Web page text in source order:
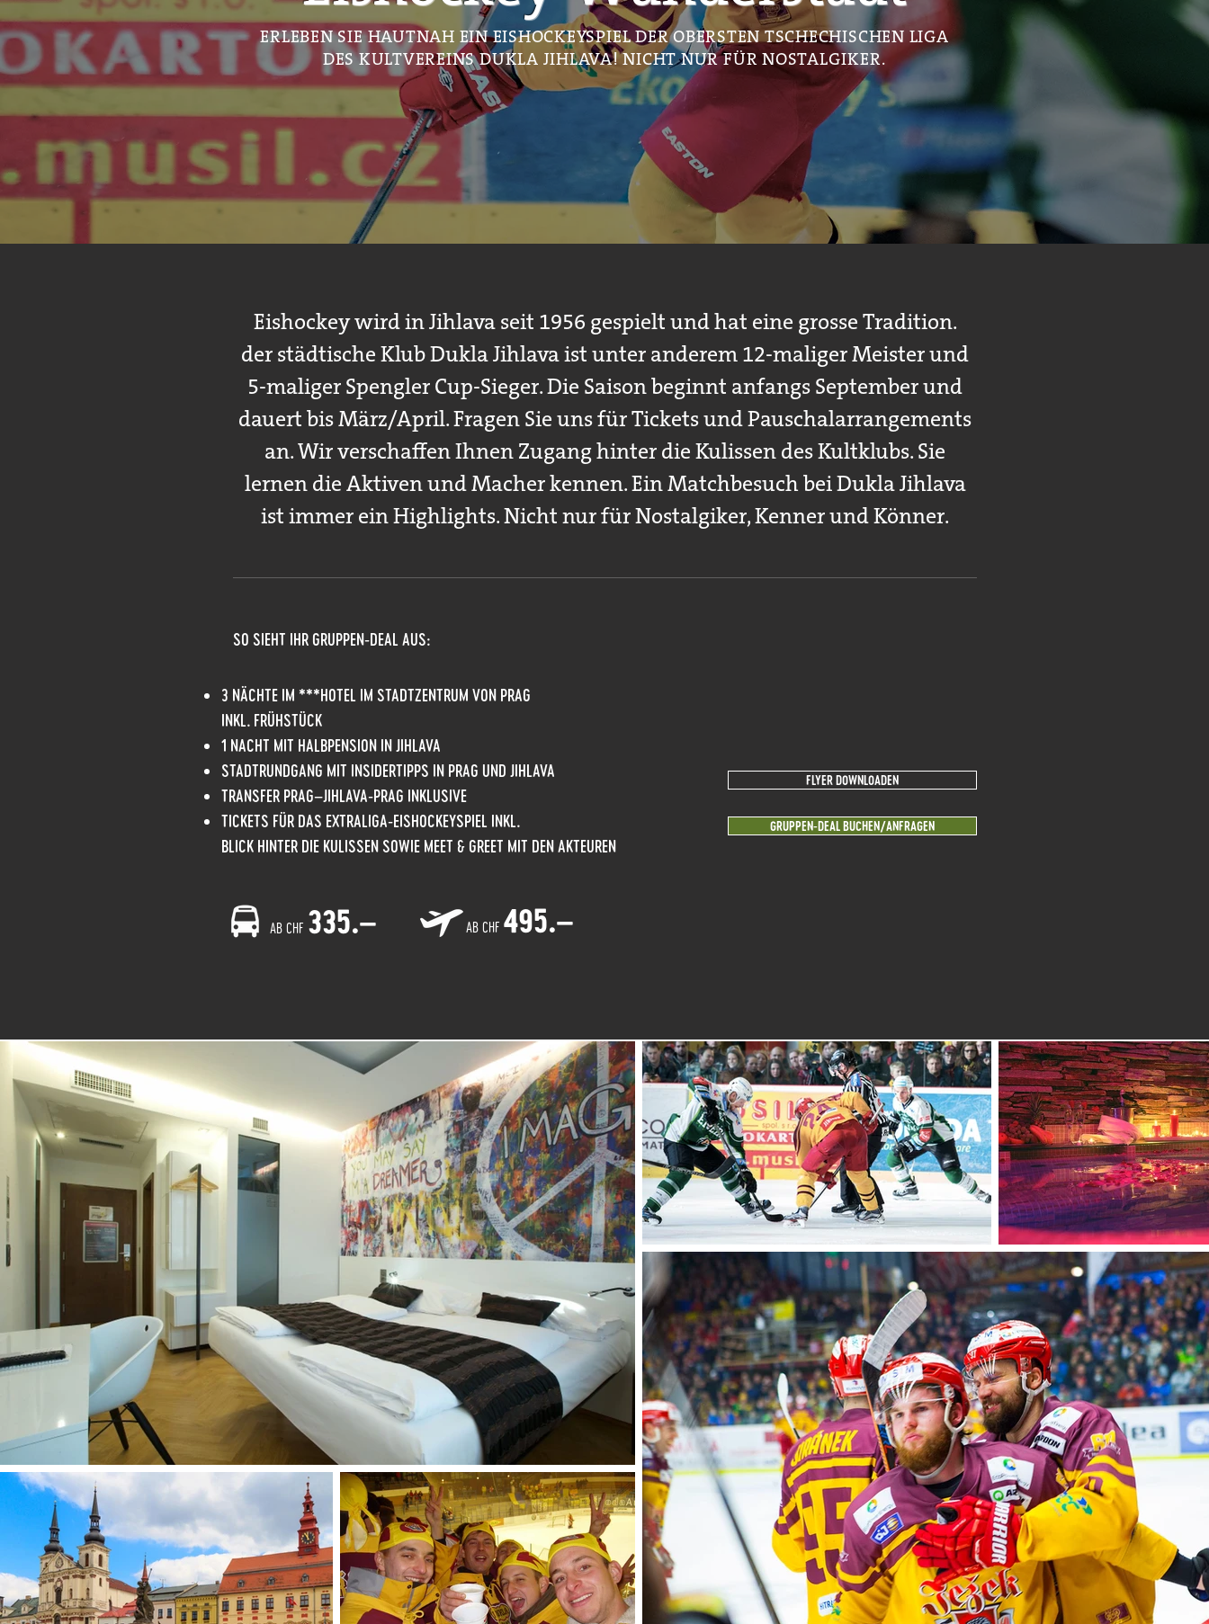
ERLEBEN SIE HAUTNAH EIN EISHOCKEYSPIEL DER OBERSTEN TSCHECHISCHEN LIGA
DES KULTVEREINS DUKLA JIHLAVA! NICHT NUR FÜR NOSTALGIKER.
Eishockey wird in Jihlava seit 1956 gespielt und hat eine grosse Tradition.
der städtische Klub Dukla Jihlava ist unter anderem 12-maliger Meister und
5-maliger Spengler Cup-Sieger. Die Saison beginnt anfangs September und
dauert bis März/April. Fragen Sie uns für Tickets und Pauschalarrangements
an. Wir verschaffen Ihnen Zugang hinter die Kulissen des Kultklubs. Sie
lernen die Aktiven und Macher kennen. Ein Matchbesuch bei Dukla Jihlava
ist immer ein Highlights. Nicht nur für Nostalgiker, Kenner und Könner.
SO SIEHT IHR GRUPPEN-DEAL AUS:
3 NÄCHTE IM ***HOTEL IM STADTZENTRUM VON PRAG
INKL. FRÜHSTÜCK
1 NACHT MIT HALBPENSION IN JIHLAVA
STADTRUNDGANG MIT INSIDERTIPPS IN PRAG UND JIHLAVA
TRANSFER PRAG–JIHLAVA-PRAG INKLUSIVE
TICKETS FÜR DAS EXTRALIGA-EISHOCKEYSPIEL INKL.
BLICK HINTER DIE KULISSEN SOWIE MEET & GREET MIT DEN AKTEUREN
AB CHF 335.– AB CHF 495.–
FLYER DOWNLOADEN
GRUPPEN-DEAL BUCHEN/ANFRAGEN